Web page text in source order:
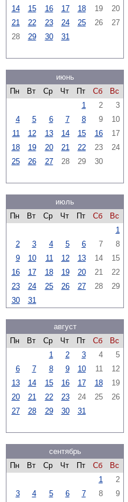
14
15 16 17 18 19
20
21
22 23 24 25 26
27
28
29 30 31
июнь
Пн
Вт Ср Чт Пт Сб
Вс
1
2
3
4
5 6 7 8 9
10
11
12 13 14 15 16
17
18
19 20 21 22 23
24
25
26 27 28 29 30
июль
Пн
Вт Ср Чт Пт Сб
Вс
1
2
3 4 5 6 7
8
9
10 11 12 13 14
15
16
17 18 19 20 21
22
23
24 25 26 27 28
29
30
31
август
Пн
Вт Ср Чт Пт Сб
Вс
1
2 3 4
5
6
7 8 9 10 11
12
13
14 15 16 17 18
19
20
21 22 23 24 25
26
27
28 29 30 31
сентябрь
Пн
Вт Ср Чт Пт Сб
Вс
1
2
3
4 5 6 7 8
9